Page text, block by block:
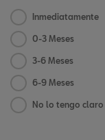
Inmediatamente
0-3 Meses
3-6 Meses
6-9 Meses
No lo tengo claro